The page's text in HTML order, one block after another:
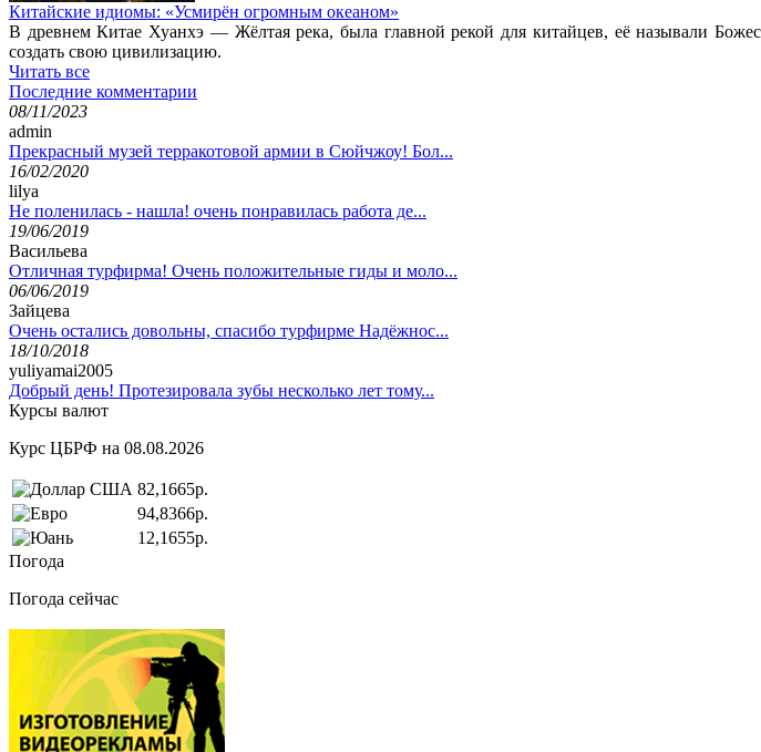
Китайские идиомы: «Усмирён огромным океаном»
В древнем Китае Хуанхэ — Жёлтая река, была главной рекой для китайцев, её называли
создать свою цивилизацию.
Читать все
Последние комментарии
08/11/2023
admin
Прекрасный музей терракотовой армии в Сюйчжоу! Бол...
16/02/2020
lilya
Не поленилась - нашла! очень понравилась работа де...
19/06/2019
Васильева
Отличная турфирма! Очень положительные гиды и моло...
06/06/2019
Зайцева
Очень остались довольны, спасибо турфирме Надёжнос...
18/10/2018
yuliyamai2005
Добрый день! Протезировала зубы несколько лет тому...
Курсы валют
Курс ЦБРФ на 08.08.2026
82,1665р.
94,8366р.
12,1655р.
Погода
Погода сейчас